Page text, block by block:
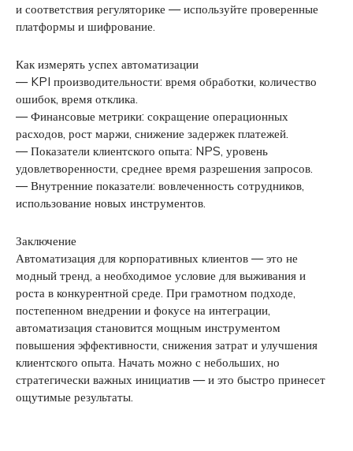
и соответствия регуляторике — используйте проверенные
платформы и шифрование.
Как измерять успех автоматизации
— KPI производительности: время обработки, количество
ошибок, время отклика.
— Финансовые метрики: сокращение операционных
расходов, рост маржи, снижение задержек платежей.
— Показатели клиентского опыта: NPS, уровень
удовлетворенности, среднее время разрешения запросов.
— Внутренние показатели: вовлеченность сотрудников,
использование новых инструментов.
Заключение
Автоматизация для корпоративных клиентов — это не
модный тренд, а необходимое условие для выживания и
роста в конкурентной среде. При грамотном подходе,
постепенном внедрении и фокусе на интеграции,
автоматизация становится мощным инструментом
повышения эффективности, снижения затрат и улучшения
клиентского опыта. Начать можно с небольших, но
стратегически важных инициатив — и это быстро принесет
ощутимые результаты.